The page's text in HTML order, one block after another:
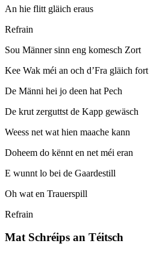
An hie flitt gläich eraus
Refrain
Sou Männer sinn eng komesch Zort
Kee Wak méi an och d’Fra gläich fort
De Männi hei jo deen hat Pech
De krut zerguttst de Kapp gewäsch
Weess net wat hien maache kann
Doheem do kënnt en net méi eran
E wunnt lo bei de Gaardestill
Oh wat en Trauerspill
Refrain
Mat Schréips an Téitsch